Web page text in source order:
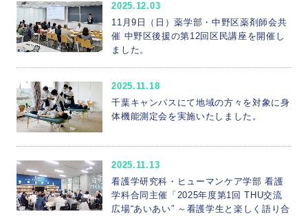
2025.12.03
11月9日（日）薬学部・中野区薬剤師会共
催 中野区後援の第12回区民講座を開催し
ました。
2025.11.18
千葉キャンパスにて地域の方々を対象に身
体機能測定会を実施いたしました。
2025.11.13
看護学研究科・ヒューマンケア学部 看護
学科合同主催「2025年度第1回 THU交流
広場“あいあい” ～看護学生と楽しく語り合